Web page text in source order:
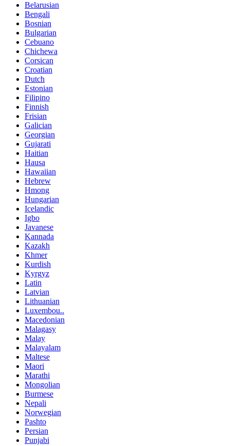
Belarusian
Bengali
Bosnian
Bulgarian
Cebuano
Chichewa
Corsican
Croatian
Dutch
Estonian
Filipino
Finnish
Frisian
Galician
Georgian
Gujarati
Haitian
Hausa
Hawaiian
Hebrew
Hmong
Hungarian
Icelandic
Igbo
Javanese
Kannada
Kazakh
Khmer
Kurdish
Kyrgyz
Latin
Latvian
Lithuanian
Luxembou..
Macedonian
Malagasy
Malay
Malayalam
Maltese
Maori
Marathi
Mongolian
Burmese
Nepali
Norwegian
Pashto
Persian
Punjabi